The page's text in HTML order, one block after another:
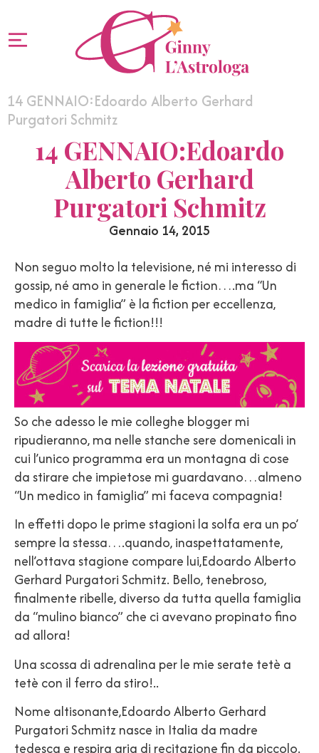
14 GENNAIO:Edoardo Alberto Gerhard
Purgatori Schmitz
14 GENNAIO:Edoardo
Alberto Gerhard
Purgatori Schmitz
Gennaio 14, 2015
Non seguo molto la televisione, né mi interesso di
gossip, né amo in generale le fiction….ma “Un
medico in famiglia” è la fiction per eccellenza,
madre di tutte le fiction!!!
So che adesso le mie colleghe blogger mi
ripudieranno, ma nelle stanche sere domenicali in
cui l’unico programma era un montagna di cose
da stirare che impietose mi guardavano…almeno
“Un medico in famiglia” mi faceva compagnia!
In effetti dopo le prime stagioni la solfa era un po’
sempre la stessa….quando, inaspettatamente,
nell’ottava stagione compare lui,Edoardo Alberto
Gerhard Purgatori Schmitz. Bello, tenebroso,
finalmente ribelle, diverso da tutta quella famiglia
da “mulino bianco” che ci avevano propinato fino
ad allora!
Una scossa di adrenalina per le mie serate tetè a
tetè con il ferro da stiro!..
Nome altisonante,Edoardo Alberto Gerhard
Purgatori Schmitz nasce in Italia da madre
tedesca e respira aria di recitazione fin da piccolo.